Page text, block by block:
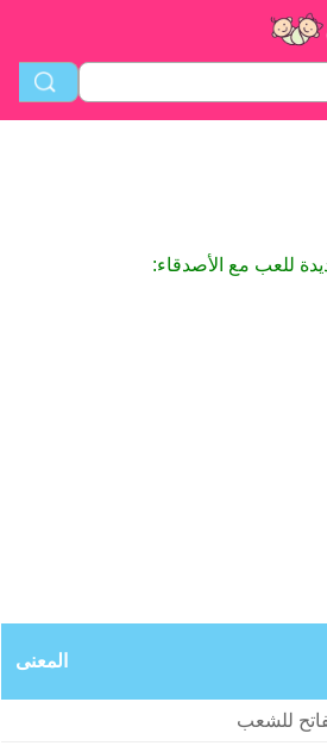
للعب مع الأصدقاء:
المعنى
للشعب